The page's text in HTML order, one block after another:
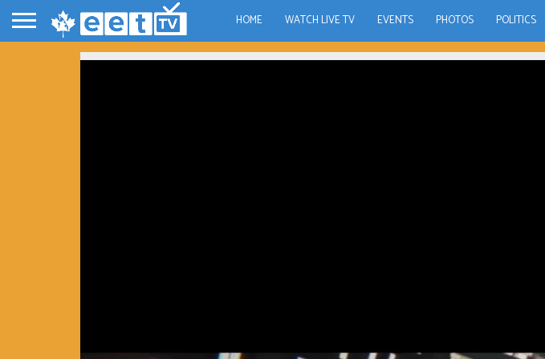
HOME WATCH LIVE TV EVENTS PHOTOS POLITICS